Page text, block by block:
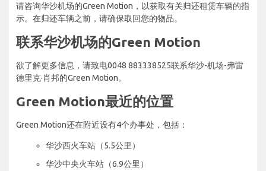
请咨询华沙机场的Green Motion，以获取有关归还租赁车辆的指
示。在归还车辆之前，请确保取回您的物品。
联系华沙机场的Green Motion
欲了解更多信息，请致电0048 883338525联系华沙-机场-弗雷
德里克·肖邦的Green Motion。
Green Motion最近的位置
Green Motion还在附近设有4个办事处，包括：
华沙西火车站（5.5公里）
华沙中央火车站（6.9公里）